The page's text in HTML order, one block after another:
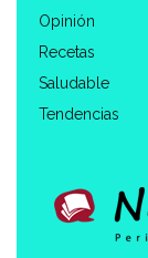
Opinión
Recetas
Saludable
Tendencias